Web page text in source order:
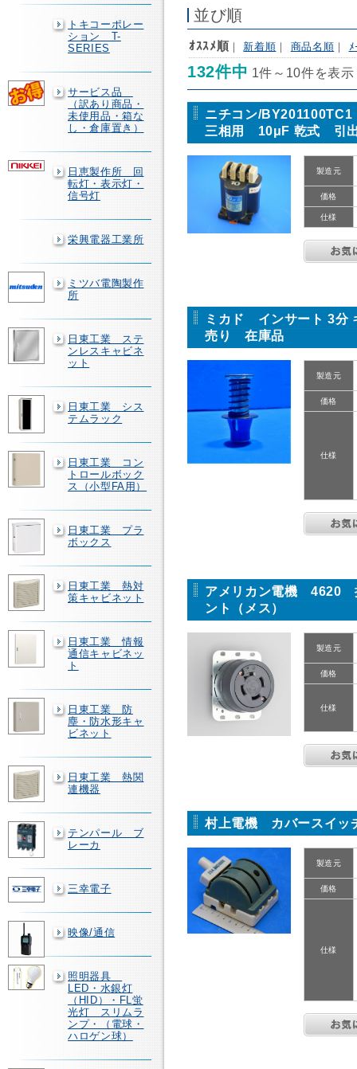
トキコーポレー
ション T-
SERIES
サービス品
（訳あり商品・
未使用品・箱な
し・倉庫置き）
日恵製作所 回
転灯・表示灯・
信号灯
栄興電器工業所
ミツバ電陶製作
所
日東工業 ステ
ンレスキャビネ
ット
日東工業 シス
テムラック
日東工業 コン
トロールボック
ス（小型FA用）
日東工業 プラ
ボックス
日東工業 熱対
策キャビネット
日東工業 情報
通信キャビネッ
ト
日東工業 防
塵・防水形キャ
ビネット
日東工業 熱関
連機器
テンパール ブ
レーカ
三幸電子
映像/通信
照明器具
LED・水銀灯
（HID）・FL蛍
光灯 スリムラ
ンプ・（電球・
ハロゲン球）
並び順
ｵｽｽﾒ順 ｜ 新着順 ｜ 商品名順 ｜ ﾒ
132件中 1件～10件を表示
ニチコン/
三相用 10μF 乾式 引
製造元
価格
仕様
ミカド インサート 3
売り 在庫品
製造元
価格
仕様
アメリカン電機 4620
ント（メス）
製造元
価格
仕様
村上電機 カバースイ
製造元
価格
仕様